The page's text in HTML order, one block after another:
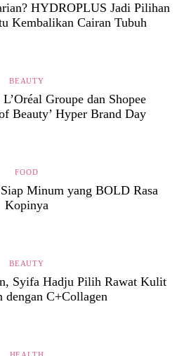
HYDROPLUS Jadi Pilihan
Kembalikan Cairan Tubuh
BEAUTY
Groupe dan Shopee
Beauty’ Hyper Brand Day
FOOD
Minum yang BOLD Rasa
Kopinya
BEAUTY
Syifa Hadju Pilih Rawat Kulit
dengan C+Collagen